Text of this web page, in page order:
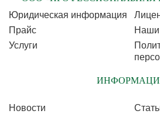
Юридическая информация
Прайс
Наши
Услуги
Новости